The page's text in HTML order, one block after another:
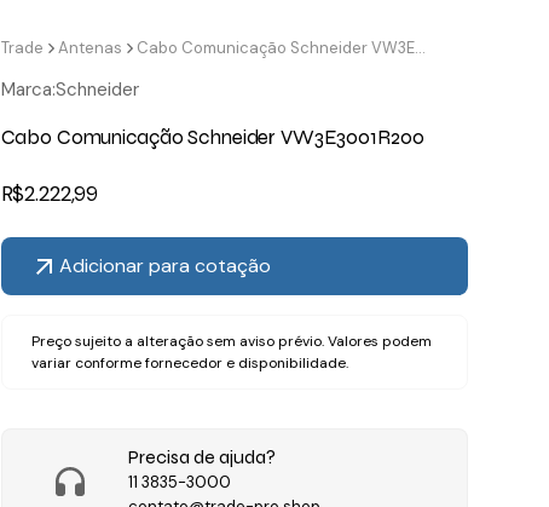
Trade Antenas Cabo Comunicação Schneider VW3E3001R200
Marca:Schneider
Cabo Comunicação Schneider VW3E3001R200
R$2.222,99
Adicionar para cotação
Preço sujeito a alteração sem aviso prévio. Valores podem
variar conforme fornecedor e disponibilidade.
Precisa de ajuda?
11 3835-3000